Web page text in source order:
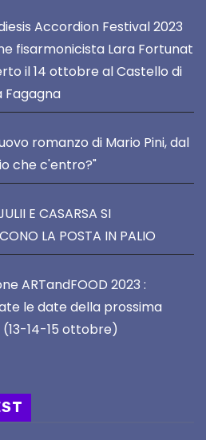
Accordion Festival 2023
fisarmonicista Lara Fortunat
il 14 ottobre al Castello di
Fagagna
romanzo di Mario Pini, dal
che c'entro?"
E CASARSA SI
LA POSTA IN PALIO
ARTandFOOD 2023 :
le date della prossima
(13-14-15 ottobre)